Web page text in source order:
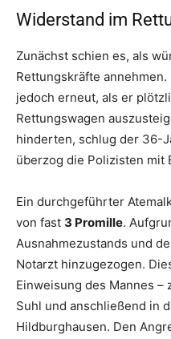
Widerstand im
Zunächst schien es, als
Rettungskräfte
jedoch erneut, als er
Rettungswagen
hinderten, schlug der 36-
überzog die Polizisten mit
Ein durchgeführter
von fast 3 Promille.
Ausnahmezustands und
Notarzt hinzugezogen.
Einweisung des Mannes –
Suhl und anschließend in
Hildburghausen. Den